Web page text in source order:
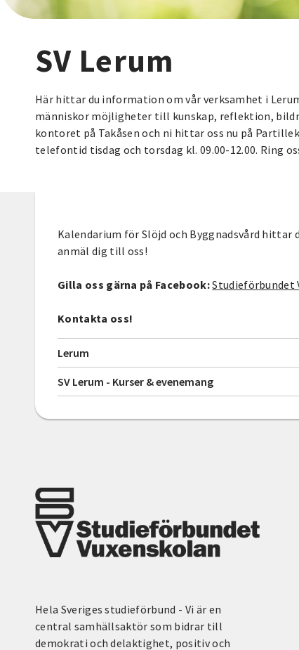
SV Lerum
Här hittar du information om vår verksamhet i
människor möjligheter till kunskap, reflektion,
kontoret på Takåsen och ni hittar oss nu på
telefontid tisdag och torsdag kl. 09.00-12.00. Ring
Kalendarium för Slöjd och Byggnadsvård hittar
anmäl dig till oss!
Gilla oss gärna på Facebook:Studieförbundet
Kontakta oss!
Lerum
SV Lerum - Kurser & evenemang
Hela Sveriges studieförbund - Vi är en
central samhällsaktör som bidrar till
demokrati och delaktighet, positiv och